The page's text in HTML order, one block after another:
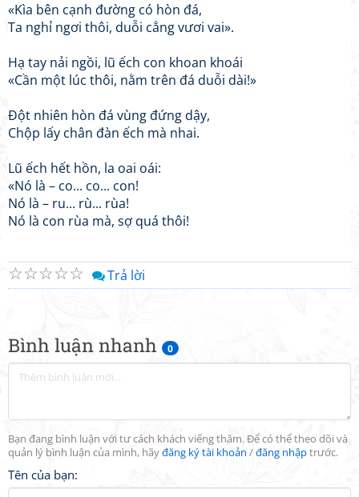
Bình luận nhanh 0
Bạn đang bình luận với tư cách khách viếng thăm. Để có thể theo dõi và
quản lý bình luận của mình, hãyđăng ký tài khoản /đăng nhậptrước.
Tên của bạn:
«Kìa bên cạnh đường có hòn đá,
Ta nghỉ ngơi thôi, duỗi cẳng vươi vai».
Hạ tay nải ngồi, lũ ếch con khoan khoái
«Cần một lúc thôi, nằm trên đá duỗi dài!»
Đột nhiên hòn đá vùng đứng dậy,
Chộp lấy chân đàn ếch mà nhai.
Lũ ếch hết hồn, la oai oái:
«Nó là – co... co... con!
Nó là – ru... rù... rùa!
Nó là con rùa mà, sợ quá thôi!
☆
☆
☆
☆
☆ Trả lời